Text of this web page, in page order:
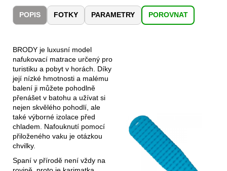
POPIS FOTKY PARAMETRY POROVNAT
BRODY je luxusní model
nafukovací matrace určený pro
turistiku a pobyt v horách. Díky
její nízké hmotnosti a malému
balení ji můžete pohodlně
přenášet v batohu a užívat si
nejen skvělého pohodlí, ale
také výborné izolace před
chladem. Nafouknutí pomocí
přiloženého vaku je otázkou
chvilky.
Spaní v přírodě není vždy na
BOTY
PÁNSKÉ
BLUE
603
Kč
Původně:
2
290
Kč